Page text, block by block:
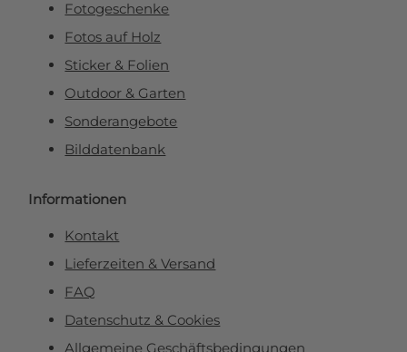
Fotogeschenke
Fotos auf Holz
Sticker & Folien
Outdoor & Garten
Sonderangebote
Bilddatenbank
Informationen
Kontakt
Lieferzeiten & Versand
FAQ
Datenschutz & Cookies
Allgemeine Geschäftsbedingungen